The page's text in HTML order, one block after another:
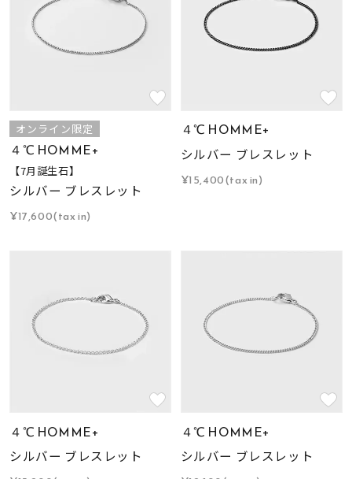
オンライン限定
４℃ HOMME+
【7月誕生石】
シルバー ブレスレット
¥17,600(tax in)
４℃ HOMME+
シルバー ブレスレット
¥15,400(tax in)
４℃ HOMME+
シルバー ブレスレット
４℃ HOMME+
シルバー ブレスレット